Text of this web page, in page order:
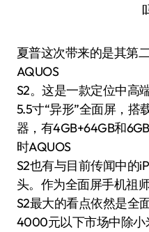
夏普这次带来的是其第
AQUOS
S2。这是一款定位中高
5.5寸“异形”全面屏，
器，有4GB+64GB和
时AQUOS
S2也有与目前传闻中的
头。作为全面屏手机祖
S2最大的看点依然是全
4000元以下市场中除小